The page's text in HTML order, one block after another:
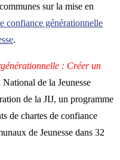
sur la mise en
confiance générationnelle
.
: Créer un
de la Jeunesse
de la JIJ, un programme
de chartes de confiance
de Jeunesse dans 32